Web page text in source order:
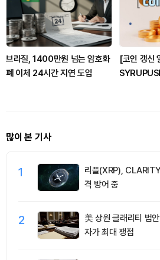
브라질, 1400만원 넘는 암호화
폐 이체 24시간 지연 도입
[코인 갱신
많이 본 기사
1
리플(XRP),
격 방어 중
2
美 상원 클래리티 법
자가 최대 쟁점